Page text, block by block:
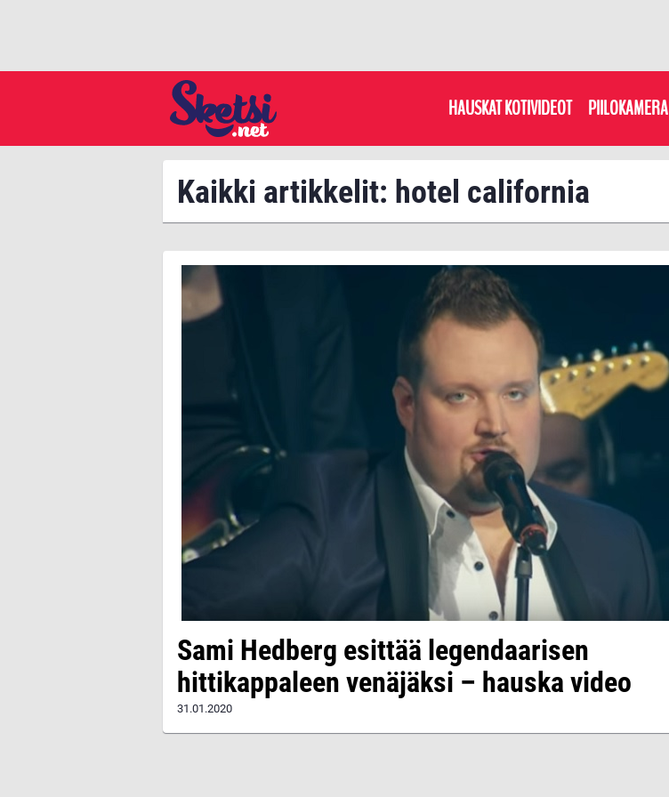
HAUSKAT KOTIVIDEOT PIILOKAMERA
Kaikki artikkelit: hotel california
Sami Hedberg esittää legendaarisen
hittikappaleen venäjäksi – hauska video
31.01.2020